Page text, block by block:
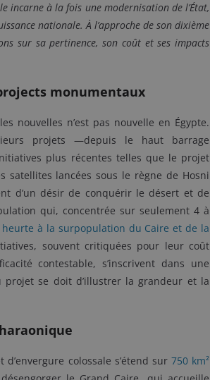
incarne à la fois une modernisation de l’État,
nationale. À l’approche de son dixième
sur sa pertinence, son coût et ses impacts
monumentaux
nouvelles n’est pas nouvelle en Égypte.
projets —depuis le haut barrage
initiatives plus récentes telles que le projet
satellites lancées sous le règne de Hosni
d’un désir de conquérir le désert et de
qui, concentrée sur seulement 4 à
heurte à la surpopulation du Caire et de la
souvent critiquées pour leur coût
contestable, s’inscrivent dans une
projet se doit d’illustrer la grandeur et la
colossale s’étend sur 750 km²